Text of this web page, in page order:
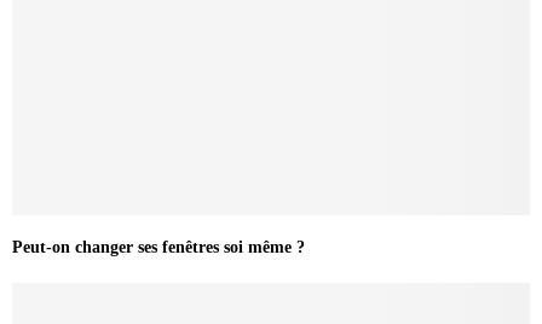
Peut-on changer ses fenêtres soi même ?